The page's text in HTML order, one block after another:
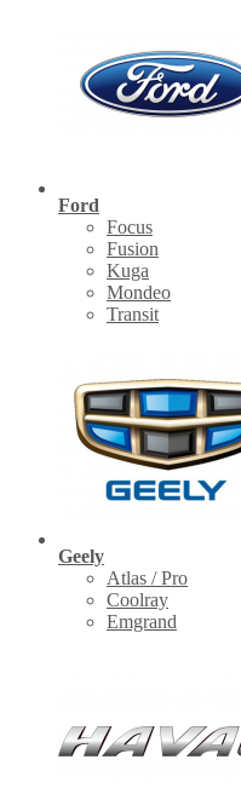
Ford
Focus
Fusion
Kuga
Mondeo
Transit
Geely
Atlas / Pro
Coolray
Emgrand